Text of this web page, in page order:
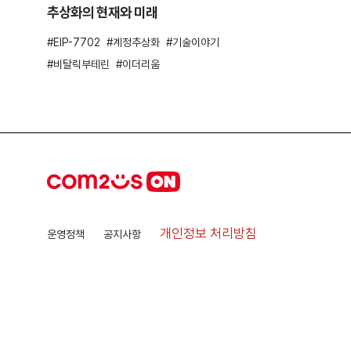
추상화의 현재와 미래
EIP-7702 계정추상화
기술이야기
비탈릭부테린
이더리움
운영정책 공지사항 개인정보 처리방침